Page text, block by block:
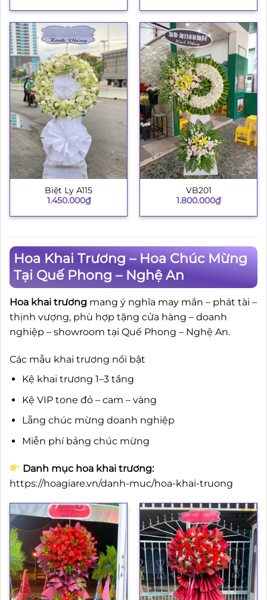
Biệt Ly A115
1.450.000₫
VB201
1.800.000₫
Hoa Khai Trương – Hoa Chúc Mừng
Tại Quế Phong – Nghệ An
Hoa khai trương mang ý nghĩa may mắn – phát tài –
thịnh vượng, phù hợp tặng cửa hàng – doanh
nghiệp – showroom tại Quế Phong – Nghệ An.
Các mẫu khai trương nổi bật
Kệ khai trương 1–3 tầng
Kệ VIP tone đỏ – cam – vàng
Lẵng chúc mừng doanh nghiệp
Miễn phí bảng chúc mừng
Danh mục hoa khai trương:
https://hoagiare.vn/danh-muc/hoa-khai-truong